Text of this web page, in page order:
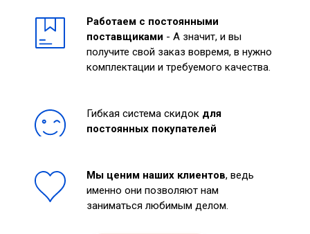
Работаем с постоянными
поставщиками - А значит, и вы
получите свой заказ вовремя, в нужно
комплектации и требуемого качества.
Гибкая система скидок для
постоянных покупателей
Мы ценим наших клиентов, ведь
именно они позволяют нам
заниматься любимым делом.